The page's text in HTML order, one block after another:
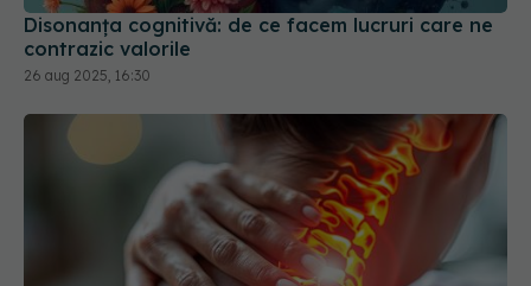
Disonanța cognitivă: de ce facem lucruri care ne
contrazic valorile
26 aug 2025, 16:30